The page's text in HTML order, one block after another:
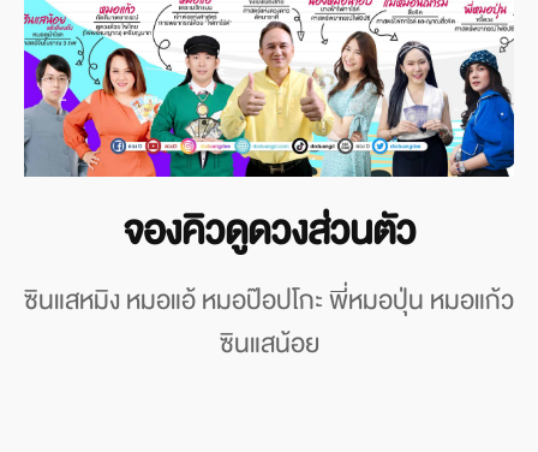
จองคิวดูดวงส่วนตัว
ซินแสหมิง หมอแอ้ หมอป๊อปโกะ พี่หมอปุ่น หมอแก้ว
ซินแสน้อย